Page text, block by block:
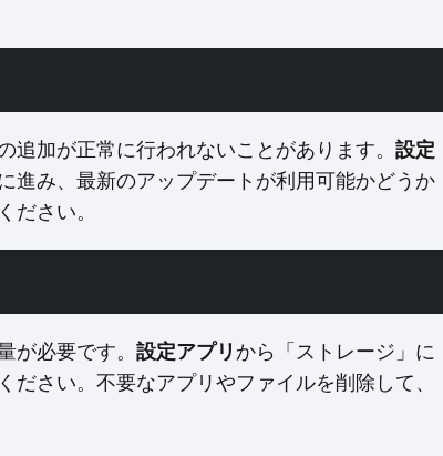
加が正常に行われないことがあります。 設定
み、最新のアップデートが利用可能かどうか
ださい。
が必要です。 設定アプリ から「ストレージ」に
さい。不要なアプリやファイルを削除して、